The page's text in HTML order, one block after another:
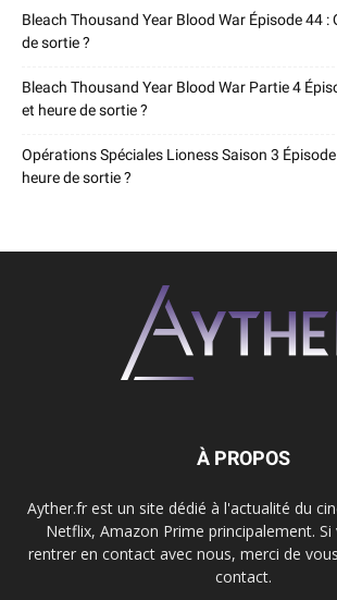
Bleach Thousand Year Blood War Épisode 44 :
de sortie ?
Bleach Thousand Year Blood War Partie 4
et heure de sortie ?
Opérations Spéciales Lioness Saison 3
heure de sortie ?
À PROPOS
Ayther.fr est un site dédié à l'actualité du
Netflix, Amazon Prime principalement.
rentrer en contact avec nous, merci de
contact.